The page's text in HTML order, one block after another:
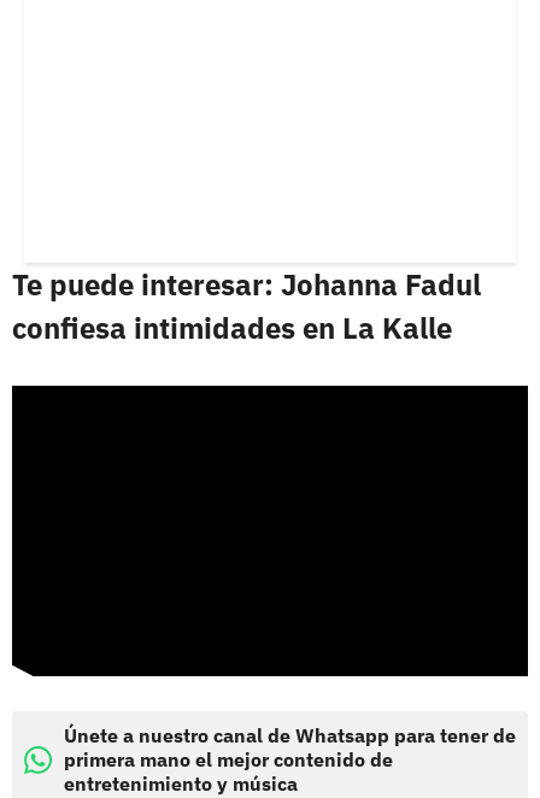
Te puede interesar: Johanna Fadul
confiesa intimidades en La Kalle
Únete a nuestro canal de Whatsapp para tener de
primera mano el mejor contenido de
entretenimiento y música